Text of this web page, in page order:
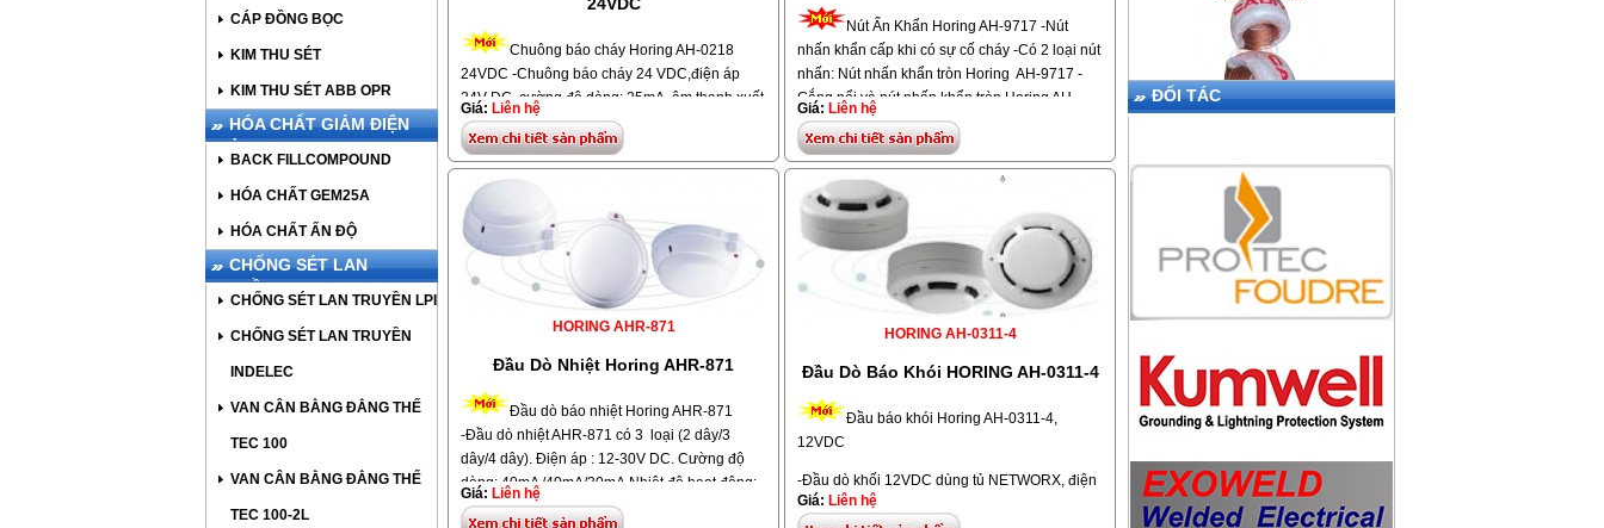
CÁP ĐỒNG BỌC
KIM THU SÉT
KIM THU SÉT ABB OPR
HÓA CHẤT GIẢM ĐIỆN
TRỞ
BACK FILLCOMPOUND
HÓA CHẤT GEM25A
HÓA CHẤT ẤN ĐỘ
CHỐNG SÉT LAN
TRUYỀN
CHỐNG SÉT LAN TRUYỀN LPI
CHỐNG SÉT LAN TRUYỀN
INDELEC
VAN CÂN BẰNG ĐẲNG THẾ
TEC 100
VAN CÂN BẰNG ĐẲNG THẾ
TEC 100-2L
Chuông báo cháy Horing AH-0218
24VDC -Chuông báo cháy 24 VDC,điện áp
24V DC, cường độ dòng: 25mA, âm thanh xuất
ra 93dB @1M, Kích thước: Ø6" (152mm) x
56mm(H),Trọng lượng: 850 g.Chuyển động:
động cơ, bánh răng, búa gỗ -Hiệu: Horing,
Model: AH-021, Xuất xứ: Taiwan
Giá: Liên hệ
Nút Ấn Khẩn Horing AH-9717 -Nút
nhấn khẩn cấp khi có sự cố cháy -Có 2 loại nút
nhấn: Nút nhấn khẩn tròn Horing AH-9717 -
Gắng nổi và nút nhấn khẩn tròn Horing AH-
9717 - gắng chìm. -Nguồn điện: 24V DC 30mA,
tối đa 30V DC 500mA. Chức năng: Phone jack,
đèn báo, nút reset. Kích thước: 140mm(D)
x45mm(H).Vật liệu: vỏ bọc chống cháy. Trọng
lượng: 160g.
Giá: Liên hệ
HORING AHR-871
Đầu Dò Nhiệt Horing AHR-871
Đầu dò báo nhiệt Horing AHR-871
-Đầu dò nhiệt AHR-871 có 3 loại (2 dây/3
dây/4 dây). Điện áp : 12-30V DC. Cường độ
dòng: 40mA /40mA/30mA.Nhiệt độ hoạt động:
0oC ~ +55oC. Vật liệu: nhựa chống cháy. Kích
Giá: Liên hệ
HORING AH-0311-4
Đầu Dò Báo Khói HORING AH-0311-4
Đầu báo khói Horing AH-0311-4,
12VDC
-Đầu dò khối 12VDC dùng tủ NETWORX, điện
áp : 12- 30V DC, cường độ dòng hiện
Giá: Liên hệ
CÁP ĐỒNG TRẦN CADIVI 50MM2
THIẾT BỊ CHỐNG SÉT LPI SGT50-
KIM THU SÉT ABB OPR
ĐỐI TÁC